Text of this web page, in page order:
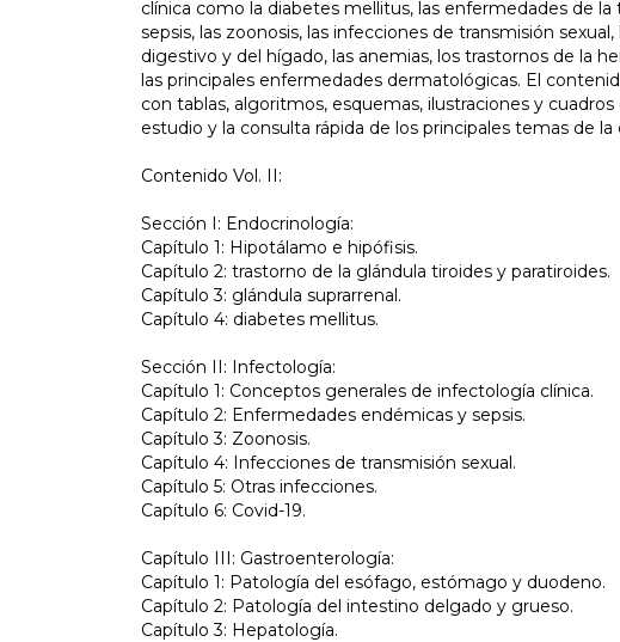
clínica como la diabetes mellitus, las enfermedades de la
sepsis, las zoonosis, las infecciones de transmisión
digestivo y del hígado, las anemias, los trastornos de la
las principales enfermedades dermatológicas. El
con tablas, algoritmos, esquemas, ilustraciones y
estudio y la consulta rápida de los principales temas de la
Contenido Vol. II:
Sección I: Endocrinología:
Capítulo 1: Hipotálamo e hipófisis.
Capítulo 2: trastorno de la glándula tiroides y paratiroides.
Capítulo 3: glándula suprarrenal.
Capítulo 4: diabetes mellitus.
Sección II: Infectología:
Capítulo 1: Conceptos generales de infectología clínica.
Capítulo 2: Enfermedades endémicas y sepsis.
Capítulo 3: Zoonosis.
Capítulo 4: Infecciones de transmisión sexual.
Capítulo 5: Otras infecciones.
Capítulo 6: Covid-19.
Capítulo III: Gastroenterología:
Capítulo 1: Patología del esófago, estómago y duodeno.
Capítulo 2: Patología del intestino delgado y grueso.
Capítulo 3: Hepatología.